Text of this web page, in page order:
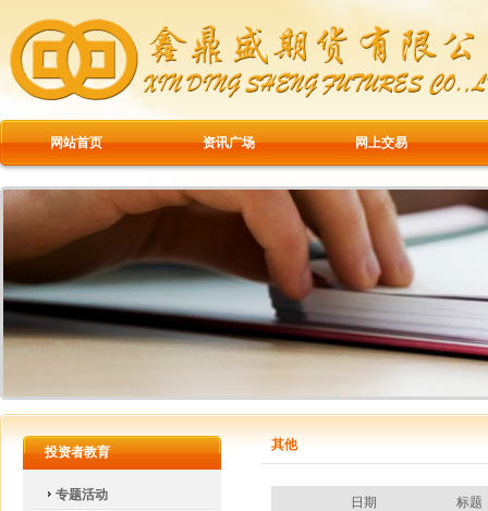
网站首页 资讯广场 网上交易
投资者教育
专题活动
其他
日期 标题